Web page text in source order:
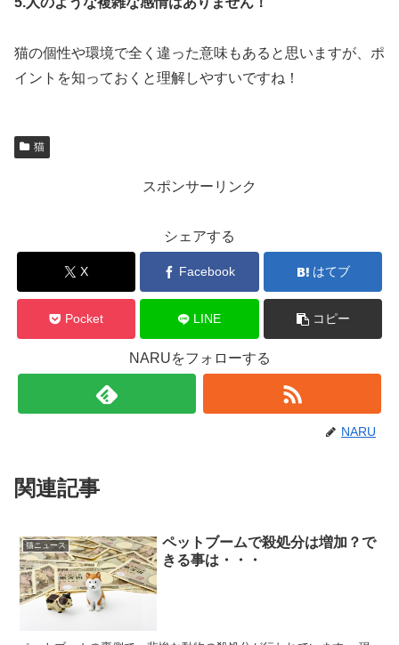
猫の個性や環境で全く違った意味もあると思いますが、ポ
イントを知っておくと理解しやすいですね！
猫
スポンサーリンク
シェアする
X Facebook はてブ
Pocket LINE コピー
NARUをフォローする
NARU
関連記事
猫ニュース
ペットブームで殺処分は増加？で
きる事は・・・